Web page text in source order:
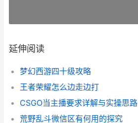
延伸阅读
梦幻西游四十级攻略
王者荣耀怎么边走边打
CSGO当主播要求详解与实操思路
荒野乱斗微信区有何用的探究